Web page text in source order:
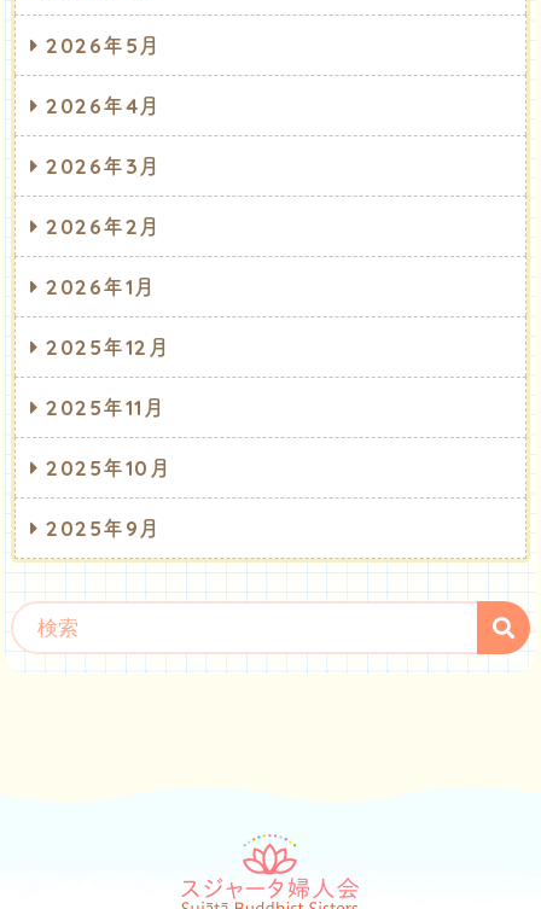
2026年5月
2026年4月
2026年3月
2026年2月
2026年1月
2025年12月
2025年11月
2025年10月
2025年9月